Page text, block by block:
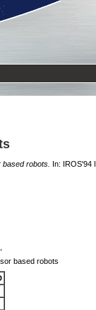
robots. In: IROS'94
based robots